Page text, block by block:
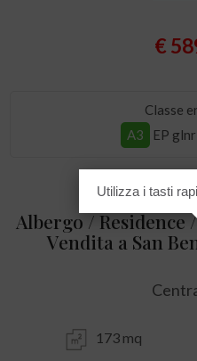
€
Classe
A3
EP glnr
Albergo /
Vendita a San
173 mq
Utilizza i tasti